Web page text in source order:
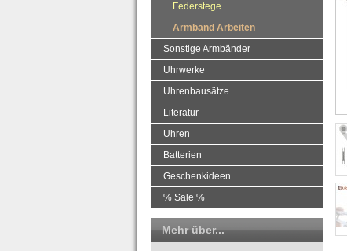
Federstege
Armband Arbeiten
Sonstige Armbänder
Uhrwerke
Uhrenbausätze
Literatur
Uhren
Batterien
Geschenkideen
% Sale %
Mehr über...